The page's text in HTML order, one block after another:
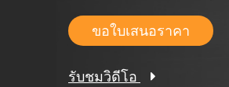
ขอใบเสนอราคา
รับชมวิดีโอ